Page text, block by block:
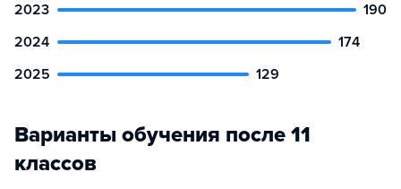
2023
190
2024
174
2025
129
Варианты обучения после 11
классов